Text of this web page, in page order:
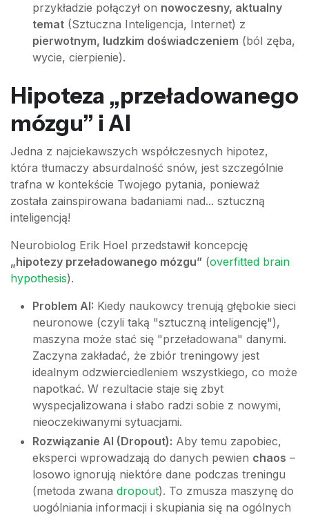
przykładzie połączył on nowoczesny, aktualny
temat (Sztuczna Inteligencja, Internet) z
pierwotnym, ludzkim doświadczeniem (ból zęba,
wycie, cierpienie).
Hipoteza „przeładowanego
mózgu” i AI
Jedna z najciekawszych współczesnych hipotez,
która tłumaczy absurdalność snów, jest szczególnie
trafna w kontekście Twojego pytania, ponieważ
została zainspirowana badaniami nad... sztuczną
inteligencją!
Neurobiolog Erik Hoel przedstawił koncepcję
„hipotezy przeładowanego mózgu” (overfitted brain
hypothesis).
Problem AI: Kiedy naukowcy trenują głębokie sieci
neuronowe (czyli taką "sztuczną inteligencję"),
maszyna może stać się "przeładowana" danymi.
Zaczyna zakładać, że zbiór treningowy jest
idealnym odzwierciedleniem wszystkiego, co może
napotkać. W rezultacie staje się zbyt
wyspecjalizowana i słabo radzi sobie z nowymi,
nieoczekiwanymi sytuacjami.
Rozwiązanie AI (Dropout): Aby temu zapobiec,
eksperci wprowadzają do danych pewien chaos –
losowo ignorują niektóre dane podczas treningu
(metoda zwana dropout). To zmusza maszynę do
uogólniania informacji i skupiania się na ogólnych